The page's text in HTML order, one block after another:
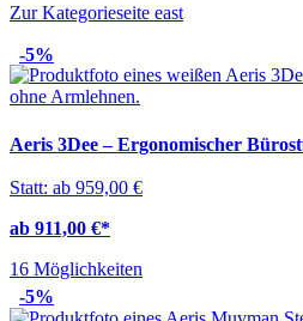
Zur Kategorieseite east
-5%
Aeris 3Dee – Ergonomischer
Statt: ab 959,00 €
ab 911,00 €*
16 Möglichkeiten
-5%